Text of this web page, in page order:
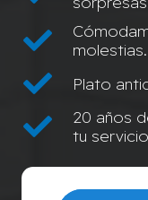
Plato
20 años
tu